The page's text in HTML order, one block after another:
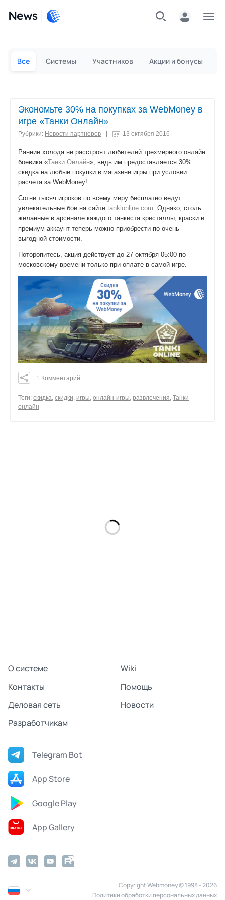
News
Все Системы Участников Акции и бонусы
Экономьте 30% на покупках за WebMoney в
игре «Танки Онлайн»
Рубрики: Новости партнеров 13 октября 2016
Ранние холода не расстроят любителей трехмерного онлайн
боевика «Танки Онлайн», ведь им предоставляется 30%
скидка на любые покупки в магазине игры при условии
расчета за WebMoney!
Сотни тысяч игроков по всему миру бесплатно ведут
увлекательные бои на сайте tankionline.com. Однако, столь
желанные в арсенале каждого танкиста кристаллы, краски и
премиум-аккаунт теперь можно приобрести по очень
выгодной стоимости.
Поторопитесь, акция действует до 27 октября 05:00 по
московскому времени только при оплате в самой игре.
0
1 Комментарий
Теги: скидка, скидки, игры, онлайн-игры, развлечения, Танки
онлайн
О системе
Wiki
Контакты
Помощь
Деловая сеть
Новости
Разработчикам
Telegram Bot
App Store
Google Play
App Gallery
Copyright Webmoney © 1998 - 2026
Политики обработки персональных данных